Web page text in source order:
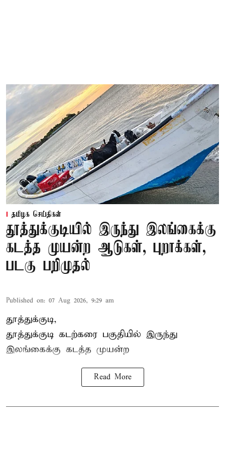
தமிழக செய்திகள்
தூத்துக்குடியில் இருந்து இலங்கைக்கு
கடத்த முயன்ற ஆடுகள், புறாக்கள்,
படகு பறிமுதல்
Published on: 07 Aug 2026, 9:29 am
தூத்துக்குடி,
தூத்துக்குடி கடற்கரை பகுதியில் இருந்து
இலங்கைக்கு கடத்த முயன்ற
Read More